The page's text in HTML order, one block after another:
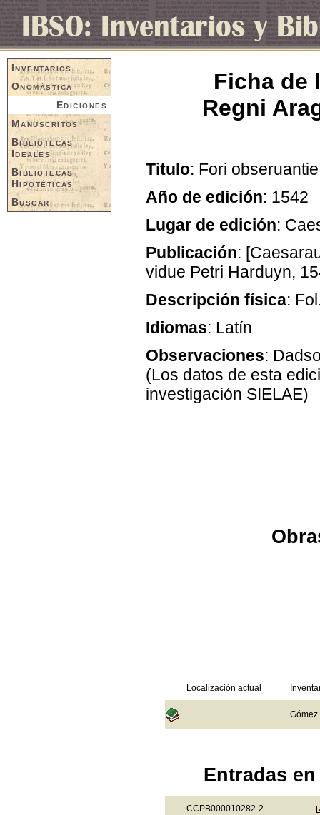
Inventarios
Onomástica
Ediciones
Manuscritos
Bibliotecas
Ideales
Bibliotecas
Hipotéticas
Buscar
Ficha de
Regni
Titulo: Fori
Año de edición: 1542
Lugar de edición:
Publicación:
vidue Petri Harduyn,
Descripción física:
Idiomas: Latín
Observaciones:
(Los datos de esta
investigación SIELAE)
Localización actual
Gómez
Entradas
CCPB000010282-2